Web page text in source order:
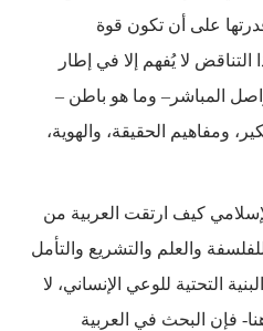
على أن تكون قوة
التناقض لا يُفهم إلا في إطار
المباشر– وما هو باطن –
ومفاهيم الحقيقة، والهوية،
كيف ارتقت العربية من
والعلم والتشريع والتأمل
التحتية للوعي الإنساني، لا
فإن البحث في العربية